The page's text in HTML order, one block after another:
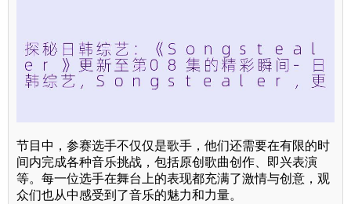
节目中，参赛选手不仅仅是歌手，他们还需要在有限的时
间内完成各种音乐挑战，包括原创歌曲创作、即兴表演
等。每一位选手在舞台上的表现都充满了激情与创意，观
众们也从中感受到了音乐的魅力和力量。